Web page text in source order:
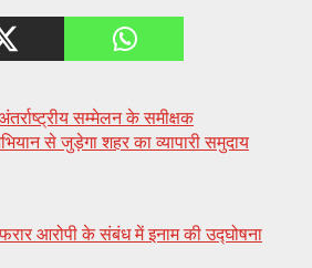
सम्मेलन के समीक्षक
से जुड़ेगा शहर का व्यापारी समुदाय
आरोपी के संबंध में इनाम की उद्घोषना